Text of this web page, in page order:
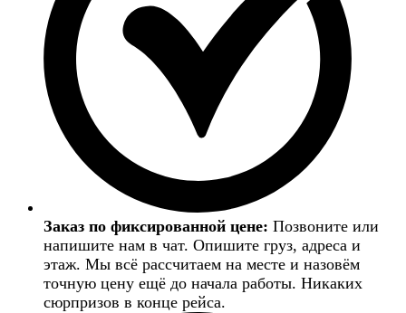
Заказ по фиксированной цене: Позвоните или
напишите нам в чат. Опишите груз, адреса и
этаж. Мы всё рассчитаем на месте и назовём
точную цену ещё до начала работы. Никаких
сюрпризов в конце рейса.